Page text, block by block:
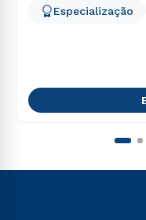
Especialização